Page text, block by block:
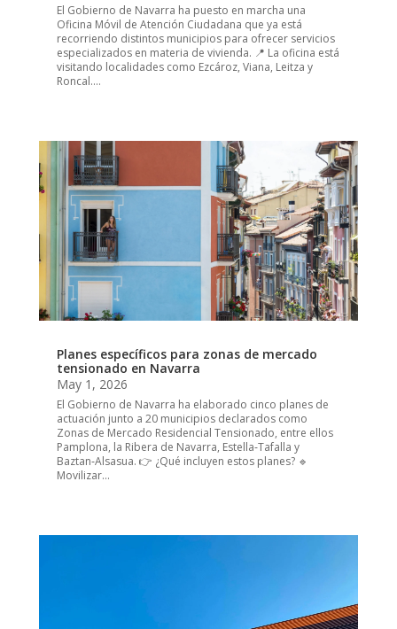
El Gobierno de Navarra ha puesto en marcha una
Oficina Móvil de Atención Ciudadana que ya está
recorriendo distintos municipios para ofrecer servicios
especializados en materia de vivienda. 📍 La oficina está
visitando localidades como Ezcároz, Viana, Leitza y
Roncal....
Planes específicos para zonas de mercado
tensionado en Navarra
May 1, 2026
El Gobierno de Navarra ha elaborado cinco planes de
actuación junto a 20 municipios declarados como
Zonas de Mercado Residencial Tensionado, entre ellos
Pamplona, la Ribera de Navarra, Estella‑Tafalla y
Baztan‑Alsasua. 👉 ¿Qué incluyen estos planes? 🔹
Movilizar...